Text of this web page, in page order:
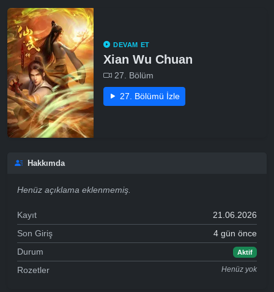
DEVAM ET
Xian Wu Chuan
27. Bölüm
27. Bölümü İzle
Hakkımda
Henüz açıklama eklenmemiş.
Kayıt
21.06.2026
Son Giriş
4 gün önce
Durum
Aktif
Rozetler Henüz yok